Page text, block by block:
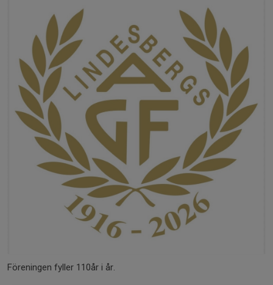
Föreningen fyller 110år i år.